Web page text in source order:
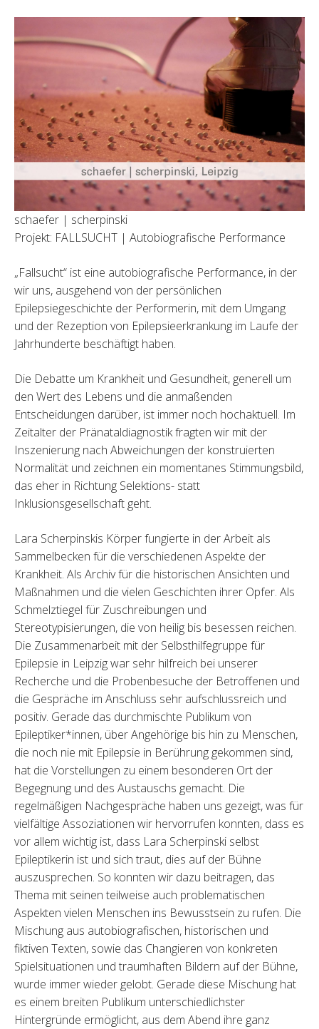
schaefer | scherpinski
Projekt: FALLSUCHT | Autobiografische Performance
„Fallsucht“ ist eine autobiografische Performance, in der
wir uns, ausgehend von der persönlichen
Epilepsiegeschichte der Performerin, mit dem Umgang
und der Rezeption von Epilepsieerkrankung im Laufe der
Jahrhunderte beschäftigt haben.
Die Debatte um Krankheit und Gesundheit, generell um
den Wert des Lebens und die anmaßenden
Entscheidungen darüber, ist immer noch hochaktuell. Im
Zeitalter der Pränataldiagnostik fragten wir mit der
Inszenierung nach Abweichungen der konstruierten
Normalität und zeichnen ein momentanes Stimmungsbild,
das eher in Richtung Selektions- statt
Inklusionsgesellschaft geht.
Lara Scherpinskis Körper fungierte in der Arbeit als
Sammelbecken für die verschiedenen Aspekte der
Krankheit. Als Archiv für die historischen Ansichten und
Maßnahmen und die vielen Geschichten ihrer Opfer. Als
Schmelztiegel für Zuschreibungen und
Stereotypisierungen, die von heilig bis besessen reichen.
Die Zusammenarbeit mit der Selbsthilfegruppe für
Epilepsie in Leipzig war sehr hilfreich bei unserer
Recherche und die Probenbesuche der Betroffenen und
die Gespräche im Anschluss sehr aufschlussreich und
positiv. Gerade das durchmischte Publikum von
Epileptiker*innen, über Angehörige bis hin zu Menschen,
die noch nie mit Epilepsie in Berührung gekommen sind,
hat die Vorstellungen zu einem besonderen Ort der
Begegnung und des Austauschs gemacht. Die
regelmäßigen Nachgespräche haben uns gezeigt, was für
vielfältige Assoziationen wir hervorrufen konnten, dass es
vor allem wichtig ist, dass Lara Scherpinski selbst
Epileptikerin ist und sich traut, dies auf der Bühne
auszusprechen. So konnten wir dazu beitragen, das
Thema mit seinen teilweise auch problematischen
Aspekten vielen Menschen ins Bewusstsein zu rufen. Die
Mischung aus autobiografischen, historischen und
fiktiven Texten, sowie das Changieren von konkreten
Spielsituationen und traumhaften Bildern auf der Bühne,
wurde immer wieder gelobt. Gerade diese Mischung hat
es einem breiten Publikum unterschiedlichster
Hintergründe ermöglicht, aus dem Abend ihre ganz